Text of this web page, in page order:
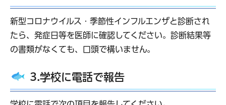
新型コロナウイルス・季節性インフルエンザと診断され
たら、発症日等を医師に確認してください。診断結果等
の書類がなくても、口頭で構いません。
3.学校に電話で報告